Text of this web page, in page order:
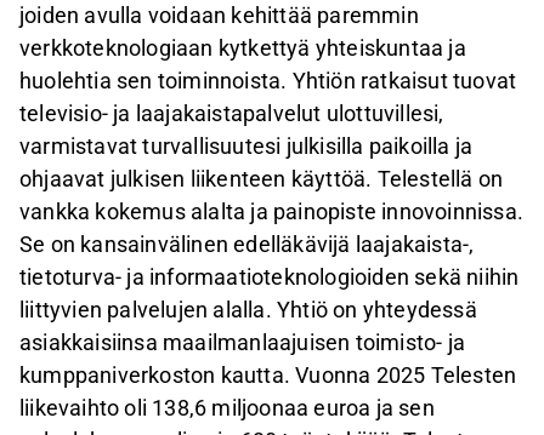
joiden avulla voidaan kehittää paremmin
verkkoteknologiaan kytkettyä yhteiskuntaa ja
huolehtia sen toiminnoista. Yhtiön ratkaisut tuovat
televisio- ja laajakaistapalvelut ulottuvillesi,
varmistavat turvallisuutesi julkisilla paikoilla ja
ohjaavat julkisen liikenteen käyttöä. Telestellä on
vankka kokemus alalta ja painopiste innovoinnissa.
Se on kansainvälinen edelläkävijä laajakaista-,
tietoturva- ja informaatioteknologioiden sekä niihin
liittyvien palvelujen alalla. Yhtiö on yhteydessä
asiakkaisiinsa maailmanlaajuisen toimisto- ja
kumppaniverkoston kautta. Vuonna 2025 Telesten
liikevaihto oli 138,6 miljoonaa euroa ja sen